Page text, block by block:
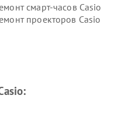
смарт-часов Casio
проекторов Casio